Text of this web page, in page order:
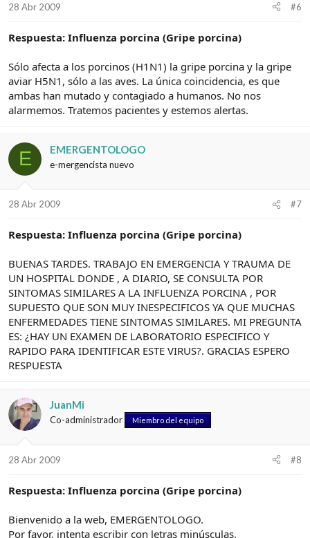
28 Abr 2009 #6
Respuesta: Influenza porcina (Gripe porcina)
Sólo afecta a los porcinos (H1N1) la gripe porcina y la gripe
aviar H5N1, sólo a las aves. La única coincidencia, es que
ambas han mutado y contagiado a humanos. No nos
alarmemos. Tratemos pacientes y estemos alertas.
E EMERGENTOLOGO
e-mergencista nuevo
28 Abr 2009 #7
Respuesta: Influenza porcina (Gripe porcina)
BUENAS TARDES. TRABAJO EN EMERGENCIA Y TRAUMA DE
UN HOSPITAL DONDE , A DIARIO, SE CONSULTA POR
SINTOMAS SIMILARES A LA INFLUENZA PORCINA , POR
SUPUESTO QUE SON MUY INESPECIFICOS YA QUE MUCHAS
ENFERMEDADES TIENE SINTOMAS SIMILARES. MI PREGUNTA
ES: ¿HAY UN EXAMEN DE LABORATORIO ESPECIFICO Y
RAPIDO PARA IDENTIFICAR ESTE VIRUS?. GRACIAS ESPERO
RESPUESTA
JuanMi
Co-administrador Miembro del equipo
28 Abr 2009 #8
Respuesta: Influenza porcina (Gripe porcina)
Bienvenido a la web, EMERGENTOLOGO.
Por favor, intenta escribir con letras minúsculas.